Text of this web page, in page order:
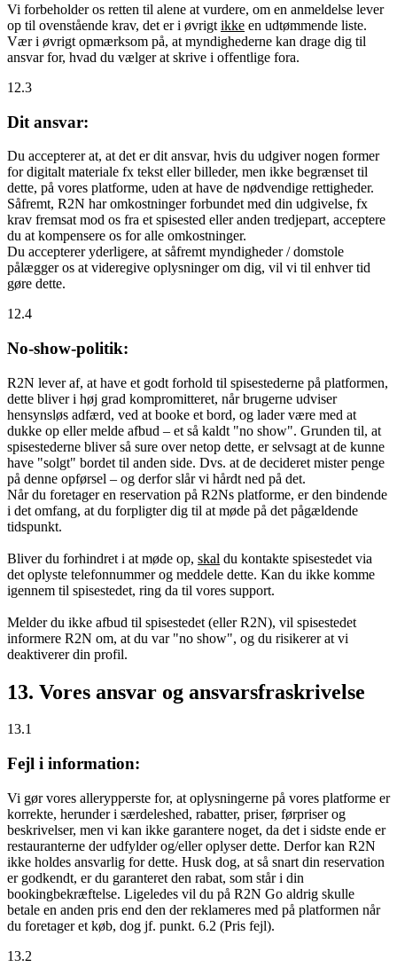
Vi forbeholder os retten til alene at vurdere, om en anmeldelse lever
op til ovenstående krav, det er i øvrigt ikke en udtømmende liste.
Vær i øvrigt opmærksom på, at myndighederne kan drage dig til
ansvar for, hvad du vælger at skrive i offentlige fora.
12.3
Dit ansvar:
Du accepterer at, at det er dit ansvar, hvis du udgiver nogen former
for digitalt materiale fx tekst eller billeder, men ikke begrænset til
dette, på vores platforme, uden at have de nødvendige rettigheder.
Såfremt, R2N har omkostninger forbundet med din udgivelse, fx
krav fremsat mod os fra et spisested eller anden tredjepart, acceptere
du at kompensere os for alle omkostninger.
Du accepterer yderligere, at såfremt myndigheder / domstole
pålægger os at videregive oplysninger om dig, vil vi til enhver tid
gøre dette.
12.4
No-show-politik:
R2N lever af, at have et godt forhold til spisestederne på platformen,
dette bliver i høj grad kompromitteret, når brugerne udviser
hensynsløs adfærd, ved at booke et bord, og lader være med at
dukke op eller melde afbud – et så kaldt "no show". Grunden til, at
spisestederne bliver så sure over netop dette, er selvsagt at de kunne
have "solgt" bordet til anden side. Dvs. at de decideret mister penge
på denne opførsel – og derfor slår vi hårdt ned på det.
Når du foretager en reservation på R2Ns platforme, er den bindende
i det omfang, at du forpligter dig til at møde på det pågældende
tidspunkt.
Bliver du forhindret i at møde op, skal du kontakte spisestedet via
det oplyste telefonnummer og meddele dette. Kan du ikke komme
igennem til spisestedet, ring da til vores support.
Melder du ikke afbud til spisestedet (eller R2N), vil spisestedet
informere R2N om, at du var "no show", og du risikerer at vi
deaktiverer din profil.
13. Vores ansvar og ansvarsfraskrivelse
13.1
Fejl i information:
Vi gør vores allerypperste for, at oplysningerne på vores platforme er
korrekte, herunder i særdeleshed, rabatter, priser, førpriser og
beskrivelser, men vi kan ikke garantere noget, da det i sidste ende er
restauranterne der udfylder og/eller oplyser dette. Derfor kan R2N
ikke holdes ansvarlig for dette. Husk dog, at så snart din reservation
er godkendt, er du garanteret den rabat, som står i din
bookingbekræftelse. Ligeledes vil du på R2N Go aldrig skulle
betale en anden pris end den der reklameres med på platformen når
du foretager et køb, dog jf. punkt. 6.2 (Pris fejl).
13.2